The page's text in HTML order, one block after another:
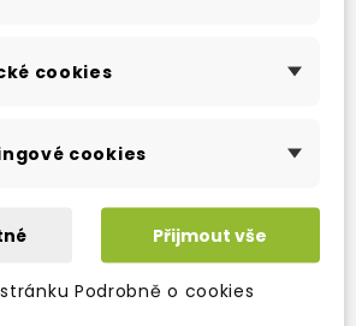
when Rosie put her
cookies
cookies
Přijmout vše
Podrobně o cookies